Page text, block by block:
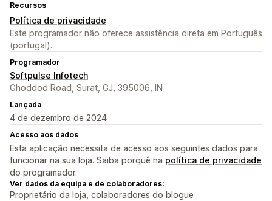
Recursos
Política de privacidade
Este programador não oferece assistência direta em Português
(portugal).
Programador
Softpulse Infotech
Ghoddod Road, Surat, GJ, 395006, IN
Lançada
4 de dezembro de 2024
Acesso aos dados
Esta aplicação necessita de acesso aos seguintes dados para
funcionar na sua loja. Saiba porquê na política de privacidade
do programador.
Ver dados da equipa e de colaboradores:
Proprietário da loja, colaboradores do blogue